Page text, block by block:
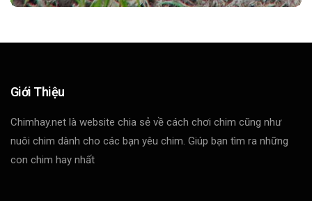
Giới Thiệu
Chimhay.net là website chia sẻ về cách chơi chim cũng như
nuôi chim dành cho các bạn yêu chim. Giúp bạn tìm ra những
con chim hay nhất